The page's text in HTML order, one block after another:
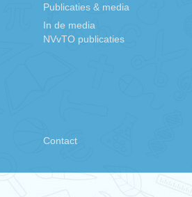
Publicaties & media
In de media
NVvTO publicaties
Contact